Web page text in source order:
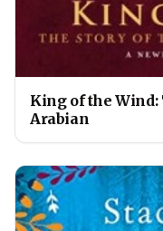
King of the Wind:
Arabian